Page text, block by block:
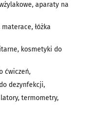
aparaty na
łóżka
kosmetyki do
ćwiczeń,
dezynfekcji,
termometry,